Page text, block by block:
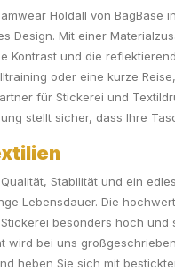
Holdall von BagBase
Mit einer
Kontrast und die
oder eine kurze
für Stickerei und
stellt sicher, dass Ihre
Stabilität und ein
Lebensdauer. Die
besonders hoch und
wird bei uns
heben Sie sich mit